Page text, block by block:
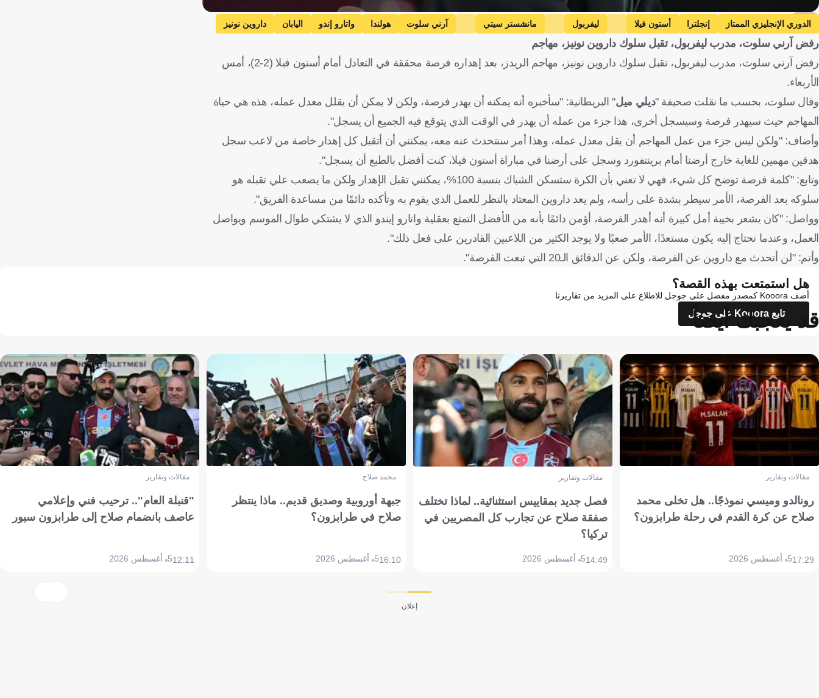
EPA
الدوري الإنجليزي الممتاز إنجلترا أستون فيلا ليفربول مانشستر سيتي آرني سلوت هولندا واتارو إندو اليابان
داروين نونيز
أورغواي
كرة قدم
رفض آرني سلوت، مدرب ليفربول، تقبل سلوك داروين نونيز، مهاجم
رفض آرني سلوت، مدرب ليفربول، تقبل سلوك داروين نونيز، مهاجم الريدز، بعد إهداره فرصة محققة في التعادل أمام أستون فيلا (2-2)، أمس
الأربعاء.
وقال سلوت، بحسب ما نقلت صحيفة "ديلي ميل" البريطانية: "سأخبره أنه يمكنه أن يهدر فرصة، ولكن لا يمكن أن يقلل معدل عمله، هذه هي حياة
المهاجم حيث سيهدر فرصة وسيسجل أخرى، هذا جزء من عمله أن يهدر في الوقت الذي يتوقع فيه الجميع أن يسجل".
وأضاف: "ولكن ليس جزء من عمل المهاجم أن يقل معدل عمله، وهذا أمر سنتحدث عنه معه، يمكنني أن أتقبل كل إهدار خاصة من لاعب سجل
هدفين مهمين للغاية خارج أرضنا أمام برينتفورد وسجل على أرضنا في مباراة أستون فيلا، كنت أفضل بالطبع أن يسجل".
وتابع: "كلمة فرصة توضح كل شيء، فهي لا تعني بأن الكرة ستسكن الشباك بنسبة 100%، يمكنني تقبل الإهدار ولكن ما يصعب علي تقبله هو
سلوكه بعد الفرصة، الأمر سيطر بشدة على رأسه، ولم يعد داروين المعتاد بالنظر للعمل الذي يقوم به وتأكده دائمًا من مساعدة الفريق".
وواصل: "كان يشعر بخيبة أمل كبيرة أنه أهدر الفرصة، أؤمن دائمًا بأنه من الأفضل التمتع بعقلية واتارو إيندو الذي لا يشتكي طوال الموسم ويواصل
العمل، وعندما نحتاج إليه يكون مستعدًا، الأمر صعبًا ولا يوجد الكثير من اللاعبين القادرين على فعل ذلك".
وأتم: "لن أتحدث مع داروين عن الفرصة، ولكن عن الدقائق الـ20 التي تبعت الفرصة".
هل استمتعت بهذه القصة؟
أضف Kooora كمصدر مفضل على جوجل للاطلاع على المزيد من تقاريرنا
تابع Kooora على جوجل
قد يعجبك أيضاً
مقالات وتقارير
رونالدو وميسي نموذجًا.. هل تخلى محمد
صلاح عن كرة القدم في رحلة طرابزون؟
17:295 أغسطس 2026
مقالات وتقارير
فصل جديد بمقاييس استثنائية.. لماذا تختلف
صفقة صلاح عن تجارب كل المصريين في
تركيا؟
14:495 أغسطس 2026
محمد صلاح
جبهة أوروبية وصديق قديم.. ماذا ينتظر
صلاح في طرابزون؟
16:105 أغسطس 2026
مقالات وتقارير
"قنبلة العام".. ترحيب فني وإعلامي
عاصف بانضمام صلاح إلى طرابزون سبور
12:115 أغسطس 2026
إعلان